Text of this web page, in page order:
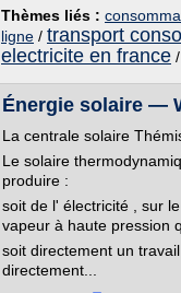
Thèmes liés :
ligne / transport
electricite en france /
Énergie solaire —
La centrale solaire Thémis
Le solaire
produire :
soit de l' électricité , sur
vapeur à haute pression
soit directement un
directement...